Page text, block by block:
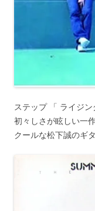
ステップ 「 ライジ
初々しさが眩しい一
クールな松下誠のギ